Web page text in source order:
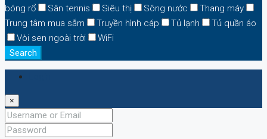
bóng rổ
Sân tennis Siêu thị Sông nước
Thang máy
Trung tâm mua sắm
Truyền hình cáp Tủ lạnh
Tủ quần áo
Vòi sen ngoài trời
WiFi
Search
×